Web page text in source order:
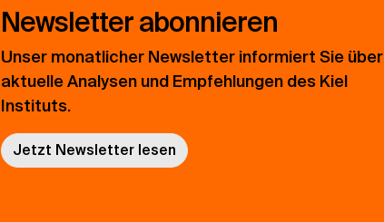
Newsletter abonnieren
Unser monatlicher Newsletter informiert Sie über
aktuelle Analysen und Empfehlungen des Kiel
Instituts.
Jetzt Newsletter lesen